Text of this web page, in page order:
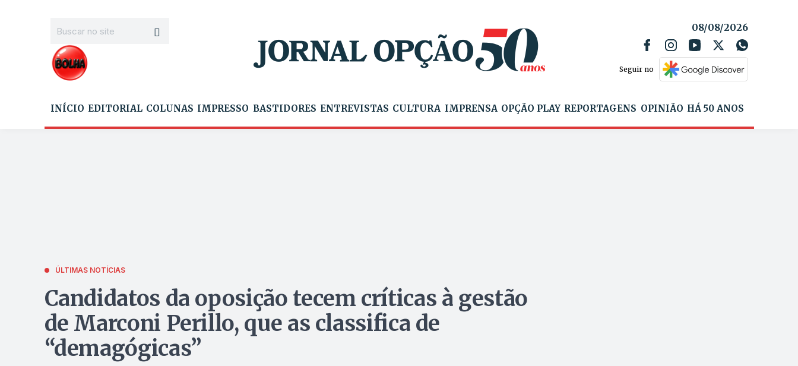
08/08/2026
Seguir no
INÍCIO EDITORIAL COLUNAS IMPRESSO BASTIDORES ENTREVISTAS CULTURA IMPRENSA OPÇÃO PLAY REPORTAGENS OPINIÃO HÁ 50 ANOS
ÚLTIMAS NOTÍCIAS
Candidatos da oposição tecem críticas à gestão
de Marconi Perillo, que as classifica de
“demagógicas”